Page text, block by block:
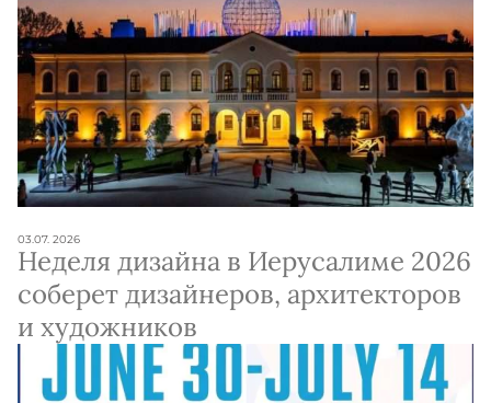
03.07. 2026
Неделя дизайна в Иерусалиме 2026
соберет дизайнеров, архитекторов
и художников